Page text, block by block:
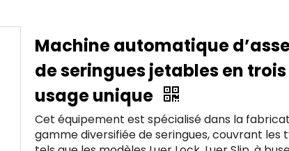
Machine automatique
de seringues jetables en
usage unique
Cet équipement est spécialisé dans la
gamme diversifiée de seringues, couvrant les